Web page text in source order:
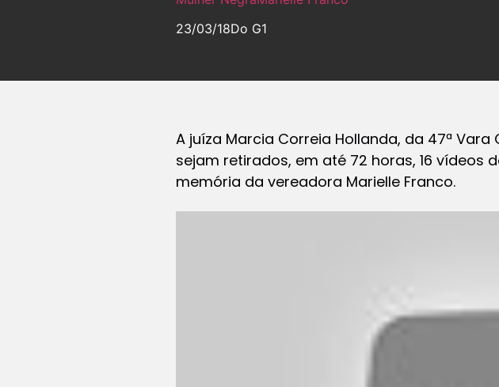
23/03/18Do G1
A juíza Marcia Correia Hollanda, da 47ª
sejam retirados, em até 72 horas, 16 vídeos
memória da vereadora Marielle Franco.